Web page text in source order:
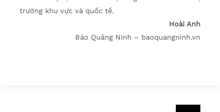
trường khu vực và quốc tế.
Hoài Anh
Báo Quảng Ninh – baoquangninh.vn